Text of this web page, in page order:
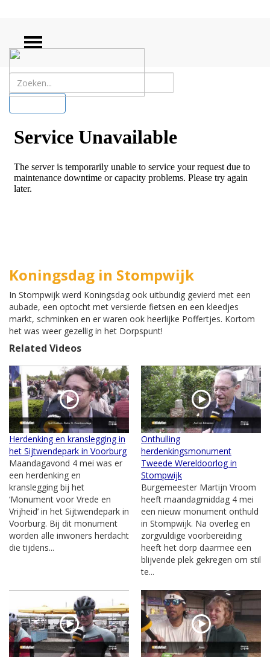
Koningsdag in Stompwijk
In Stompwijk werd Koningsdag ook uitbundig gevierd met een
aubade, een optocht met versierde fietsen en een kleedjes
markt, schminken en er waren ook heerlijke Poffertjes. Kortom
het was weer gezellig in het Dorpspunt!
Related Videos
Herdenking en kranslegging in
het Sijtwendepark in Voorburg
Maandagavond 4 mei was er
een herdenking en
kranslegging bij het
‘Monument voor Vrede en
Vrijheid’ in het Sijtwendepark in
Voorburg. Bij dit monument
worden alle inwoners herdacht
die tijdens...
Onthulling
herdenkingsmonument
Tweede Wereldoorlog in
Stompwijk
Burgemeester Martijn Vroom
heeft maandagmiddag 4 mei
een nieuw monument onthuld
in Stompwijk. Na overleg en
zorgvuldige voorbereiding
heeft het dorp daarmee een
blijvende plek gekregen om stil
te...